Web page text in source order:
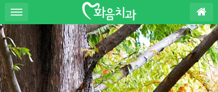
S
u
b
P
o
m